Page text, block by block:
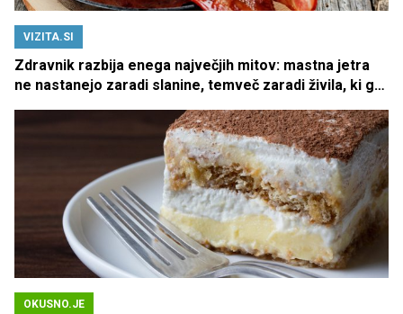
VIZITA.SI
Zdravnik razbija enega največjih mitov: mastna jetra
ne nastanejo zaradi slanine, temveč zaradi živila, ki ga
OKUSNO.JE